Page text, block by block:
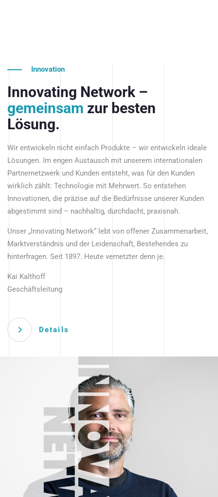
Innovation
Innovating Network –
gemeinsam zur besten
Lösung.
Wir entwickeln nicht einfach Produkte – wir entwickeln ideale
Lösungen. Im engen Austausch mit unserem internationalen
Partnernetzwerk und Kunden entsteht, was für den Kunden
wirklich zählt: Technologie mit Mehrwert. So entstehen
Innovationen, die präzise auf die Bedürfnisse unserer Kunden
abgestimmt sind – nachhaltig, durchdacht, praxisnah.
Unser „Innovating Network“ lebt von offener Zusammenarbeit,
Marktverständnis und der Leidenschaft, Bestehendes zu
hinterfragen. Seit 1897. Heute vernetzter denn je.
Kai Kalthoff
Geschäftsleitung
Details